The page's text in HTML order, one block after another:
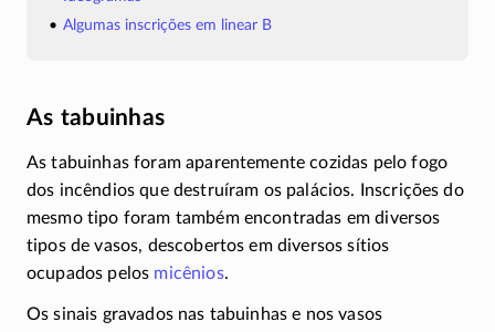
Algumas inscrições em linear B
As tabuinhas
As tabuinhas foram aparentemente cozidas pelo fogo
dos incêndios que destruíram os palácios. Inscrições do
mesmo tipo foram também encontradas em diversos
tipos de vasos, descobertos em diversos sítios
ocupados pelos micênios.
Os sinais gravados nas tabuinhas e nos vasos